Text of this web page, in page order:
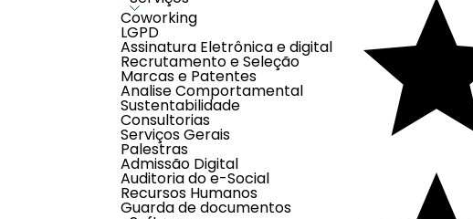
Coworking
LGPD
Assinatura Eletrônica e digital
Recrutamento e Seleção
Marcas e Patentes
Analise Comportamental
Sustentabilidade
Consultorias
Serviços Gerais
Palestras
Admissão Digital
Auditoria do e-Social
Recursos Humanos
Guarda de documentos